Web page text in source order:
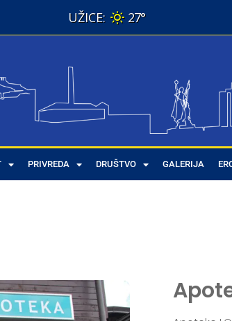
27°
PRIVREDA DRUŠTVO GALERIJA